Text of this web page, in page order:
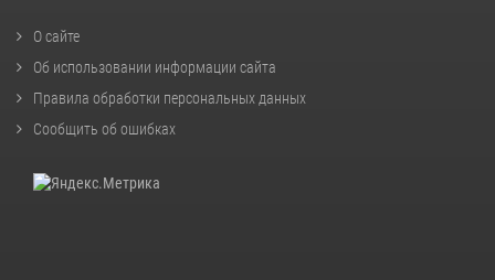
О сайте
Об использовании информации сайта
Правила обработки персональных данных
Сообщить об ошибках